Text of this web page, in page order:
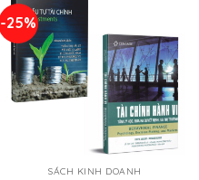
-25%
SÁCH KINH DOANH